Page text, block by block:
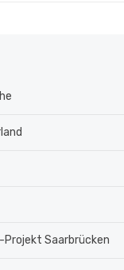
Projekt Saarbrücken